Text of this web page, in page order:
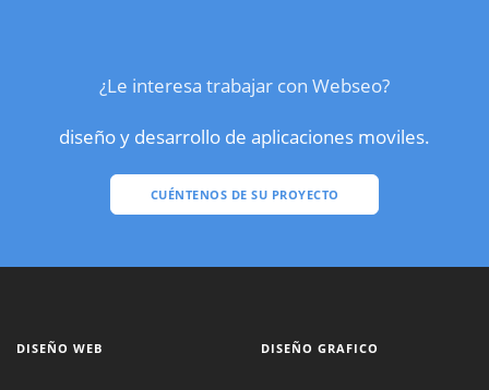
¿Le interesa trabajar con Webseo?
diseño y desarrollo de aplicaciones moviles.
CUÉNTENOS DE SU PROYECTO
DISEÑO WEB DISEÑO GRAFICO